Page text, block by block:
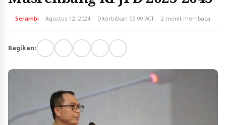
Serambi Agustus 12, 2024 Diterbitkan 09:09 WIT 2 menit membaca
Bagikan: